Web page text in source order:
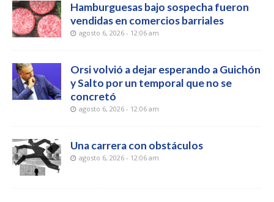
Hamburguesas bajo sospecha fueron
vendidas en comercios barriales
agosto 6, 2026 - 12:06 am
Orsi volvió a dejar esperando a Guichón
y Salto por un temporal que no se
concretó
agosto 6, 2026 - 12:06 am
Una carrera con obstáculos
agosto 6, 2026 - 12:06 am